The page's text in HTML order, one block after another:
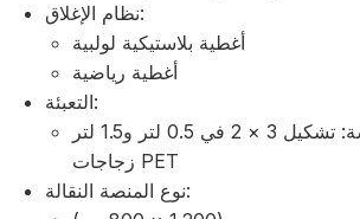
نظام الإغلاق:
أغطية بلاستيكية لولبية
أغطية رياضية
التعبئة:
عبوة منكمشة: تشكيل 3 × 2 في 0.5 لتر و1.5 لتر
زجاجات PET
نوع المنصة النقالة: